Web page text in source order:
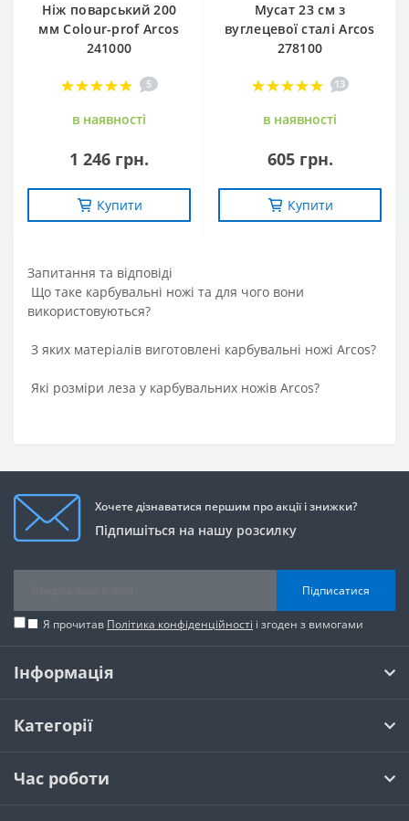
Ніж поварський 200
мм Сolour-prof Arcos
241000
5
в наявностi
1 246 грн.
Купити
Мусат 23 см з
вуглецевої сталі Arcos
278100
13
в наявностi
605 грн.
Купити
Запитання та вiдповiдi
Що таке карбувальні ножі та для чого вони
використовуються?
З яких матеріалів виготовлені карбувальні ножі Arcos?
Які розміри леза у карбувальних ножів Arcos?
Хочете дізнаватися першим про акції і знижки?
Підпишіться на нашу розсилку
Підписатися
Я прочитав Політика конфіденційності і згоден з вимогами
Інформація
Категорії
Час роботи